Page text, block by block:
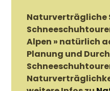
Naturverträgliche
Alpen » natürlich
Planung und